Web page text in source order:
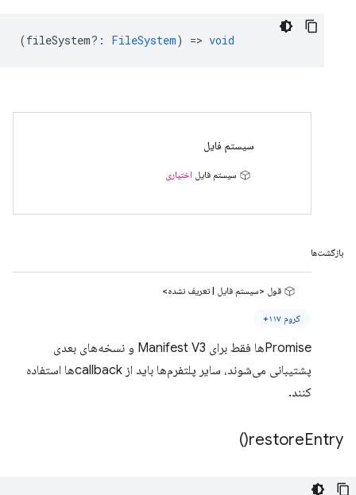
(fileSystem? : FileSystem) => void
سیستم فایل
سیستم فایل اختیاری
بازگشت‌ها
قول <سیستم فایل | تعریف نشده>
کروم ۱۱۷+
Promiseها فقط برای Manifest V3 و نسخه‌های بعدی
پشتیبانی می‌شوند، سایر پلتفرم‌ها باید از callbackها استفاده
کنند.
restoreEntry(
)